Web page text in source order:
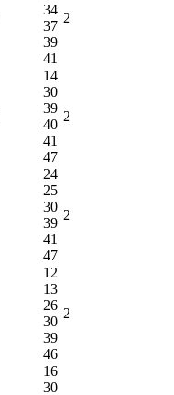
34
37
39
41
2
14
30
39
40
41
47
2
24
25
30
39
41
47
2
12
13
26
30
39
46
2
16
30